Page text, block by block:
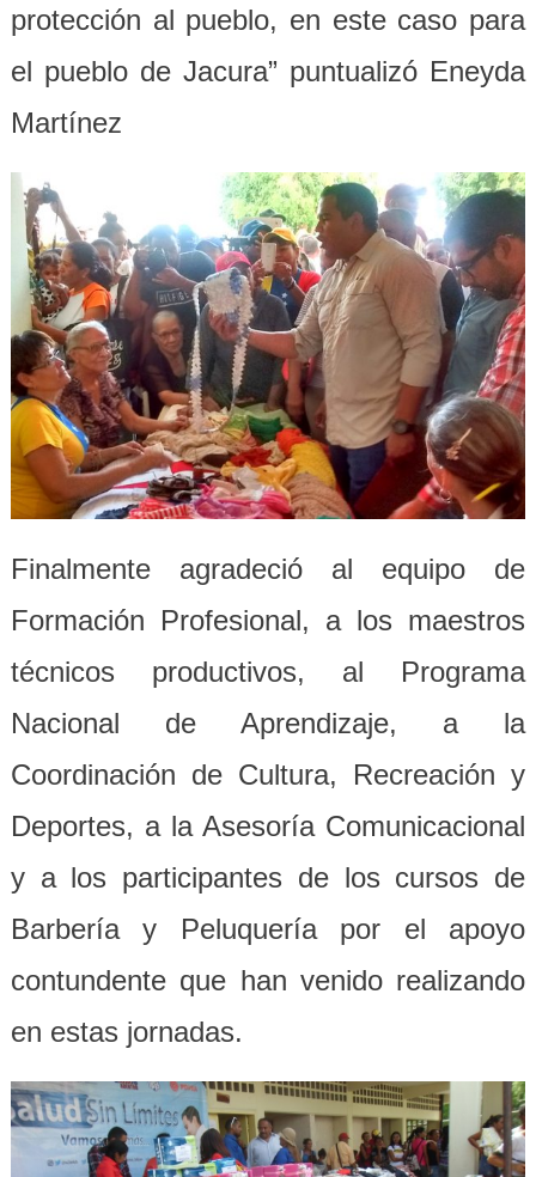
protección al pueblo, en este caso para
el pueblo de Jacura” puntualizó Eneyda
Martínez
Finalmente agradeció al equipo de
Formación Profesional, a los maestros
técnicos productivos, al Programa
Nacional de Aprendizaje, a la
Coordinación de Cultura, Recreación y
Deportes, a la Asesoría Comunicacional
y a los participantes de los cursos de
Barbería y Peluquería por el apoyo
contundente que han venido realizando
en estas jornadas.